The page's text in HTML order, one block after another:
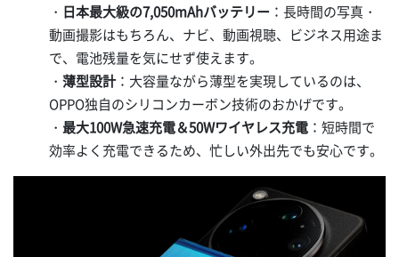
・ 日本最大級の7,050mAhバッテリー ：長時間の写真・
動画撮影はもちろん、ナビ、動画視聴、ビジネス用途ま
で、電池残量を気にせず使えます。
・ 薄型設計：大容量ながら薄型を実現しているのは、
OPPO独自のシリコンカーボン技術のおかげです。
・ 最大100W急速充電＆50Wワイヤレス充電 ：短時間で
効率よく充電できるため、忙しい外出先でも安心です。